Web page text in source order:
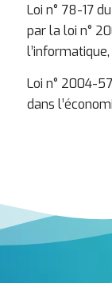
Loi n° 78-17
par la loi n°
Loi n° 2004-
dans